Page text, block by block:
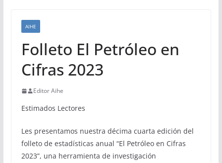
AIHE
Folleto El Petróleo en
Cifras 2023
Editor Aihe
Estimados Lectores
Les presentamos nuestra décima cuarta edición del
folleto de estadísticas anual “El Petróleo en Cifras
2023”, una herramienta de investigación